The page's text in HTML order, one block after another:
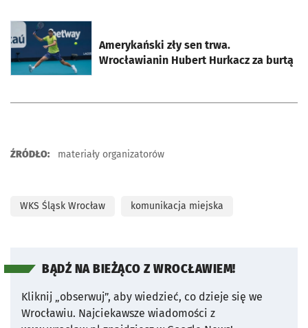
Amerykański zły sen trwa.
Wrocławianin Hubert Hurkacz za burtą
otworzy się w nowej karcie
ŹRÓDŁO: materiały organizatorów
WKS Śląsk Wrocław komunikacja miejska
BĄDŹ NA BIEŻĄCO Z WROCŁAWIEM!
Kliknij „obserwuj”, aby wiedzieć, co dzieje się we
Wrocławiu. Najciekawsze wiadomości z